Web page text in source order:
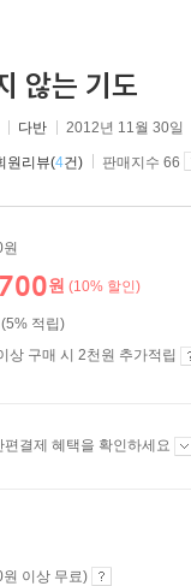
않는 기도
다반 2012년 11월 30일
원리뷰(4건) 판매지수 66
원 (10% 할인)
적립)
상 구매 시 2천원 추가적립
편결제 혜택을 확인하세요
이상 무료)